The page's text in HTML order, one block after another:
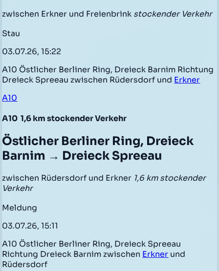
zwischen Erkner und Freienbrink stockender Verkehr
Stau
03.07.26, 15:22
A10 Östlicher Berliner Ring, Dreieck Barnim Richtung
Dreieck Spreeau zwischen Rüdersdorf und Erkner
A10
A10 1,6 km stockender Verkehr
Östlicher Berliner Ring, Dreieck
Barnim → Dreieck Spreeau
zwischen Rüdersdorf und Erkner 1,6 km stockender
Verkehr
Meldung
03.07.26, 15:11
A10 Östlicher Berliner Ring, Dreieck Spreeau
Richtung Dreieck Barnim zwischen Erkner und
Rüdersdorf